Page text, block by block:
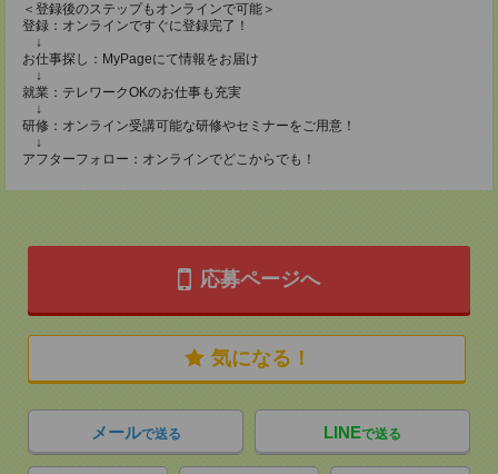
＜登録後のステップもオンラインで可能＞
登録：オンラインですぐに登録完了！
↓
お仕事探し：MyPageにて情報をお届け
↓
就業：テレワークOKのお仕事も充実
↓
研修：オンライン受講可能な研修やセミナーをご用意！
↓
アフターフォロー：オンラインでどこからでも！
応募ページへ
気になる！
メールで送る LINEで送る